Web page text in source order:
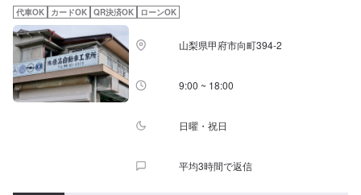
9:00~18:00
代車OK カードOK QR決済OK ローンOK
山梨県甲府市向町394-2
9:00 ~ 18:00
日曜・祝日
平均3時間で返信